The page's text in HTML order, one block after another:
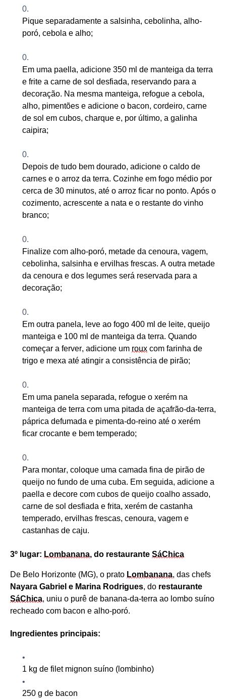
Pique separadamente a salsinha, cebolinha, alho-
poró, cebola e alho;
Em uma paella, adicione 350 ml de manteiga da terra
e frite a carne de sol desfiada, reservando para a
decoração. Na mesma manteiga, refogue a cebola,
alho, pimentões e adicione o bacon, cordeiro, carne
de sol em cubos, charque e, por último, a galinha
caipira;
Depois de tudo bem dourado, adicione o caldo de
carnes e o arroz da terra. Cozinhe em fogo médio por
cerca de 30 minutos, até o arroz ficar no ponto. Após o
cozimento, acrescente a nata e o restante do vinho
branco;
Finalize com alho-poró, metade da cenoura, vagem,
cebolinha, salsinha e ervilhas frescas. A outra metade
da cenoura e dos legumes será reservada para a
decoração;
Em outra panela, leve ao fogo 400 ml de leite, queijo
manteiga e 100 ml de manteiga da terra. Quando
começar a ferver, adicione um roux com farinha de
trigo e mexa até atingir a consistência de pirão;
Em uma panela separada, refogue o xerém na
manteiga de terra com uma pitada de açafrão-da-terra,
páprica defumada e pimenta-do-reino até o xerém
ficar crocante e bem temperado;
Para montar, coloque uma camada fina de pirão de
queijo no fundo de uma cuba. Em seguida, adicione a
paella e decore com cubos de queijo coalho assado,
carne de sol desfiada e frita, xerém de castanha
temperado, ervilhas frescas, cenoura, vagem e
castanhas de caju.
3º lugar: Lombanana, do restaurante SáChica
De Belo Horizonte (MG), o prato Lombanana, das chefs
Nayara Gabriel e Marina Rodrigues, do restaurante
SáChica, uniu o purê de banana-da-terra ao lombo suíno
recheado com bacon e alho-poró.
Ingredientes principais:
1 kg de filet mignon suíno (lombinho)
250 g de bacon